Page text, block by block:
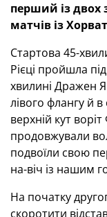
перший із двох
матчів із
Стартова 45-
Рієці пройшла
хвилині Дражен
лівого флангу й
верхній кут
продовжували
подвоїли свою
на-віч із нашим
На початку
скоротити